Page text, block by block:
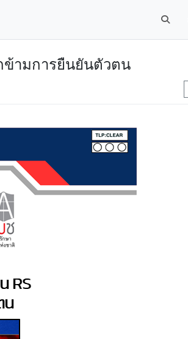
ข้ามการยืนยันตัวตน